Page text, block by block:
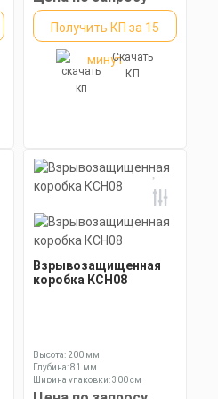
Получить КП за 15
минутСкачать
КП
Взрывозащищенная
коробка КСН08
Высота: 200 мм
Глубина: 81 мм
Ширина упаковки: 300 см